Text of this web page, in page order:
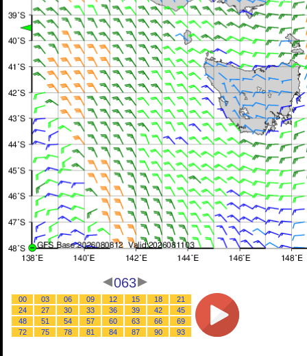
063
00 03 06 09 12 15 18
21
24
27 30 33 36 39 42
45
48
51 54 57 60 63 66
69
72
75 78 81 84 87 90 93